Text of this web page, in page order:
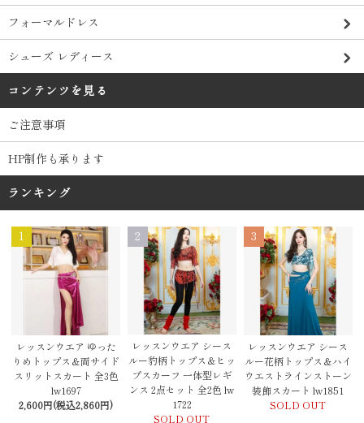
フォーマルドレス
シューズ レディース
コンテンツを見る
ご注意事項
HP制作も承ります
ランキング
1
レッスンウエア ゆった
りめトップス＆両サイド
スリットスカート 全3色
lw1697
2,600円(税込2,860円)
2
レッスンウエア シース
ルー豹柄トップス＆ヒッ
プスカーフ 一体型レギ
ンス 2点セット 全2色 lw
1722
SOLD OUT
3
レッスンウエア シース
ルー花柄トップス＆ハイ
ウエストラインストーン
装飾スカート lw1851
SOLD OUT